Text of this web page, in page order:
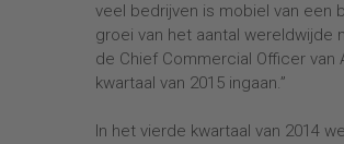
veel bedrijven is mobiel van een
groei van het aantal wereldwijde
de Chief Commercial Officer van
kwartaal van 2015 ingaan.”
In het vierde kwartaal van 2014